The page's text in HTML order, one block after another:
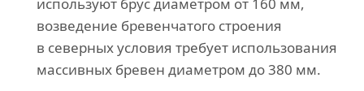
возведение бревенчатого строения
в северных условия требует использования
массивных бревен диаметром до 380 мм.